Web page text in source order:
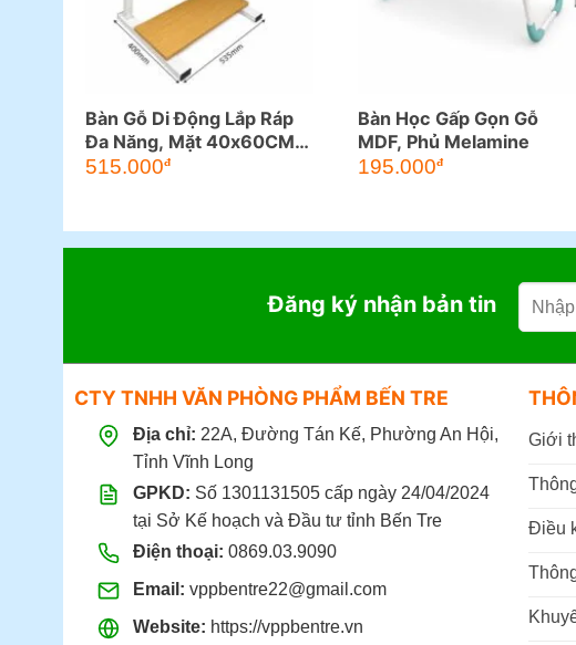
Bàn Gỗ Di Động Lắp Ráp
Đa Năng, Mặt 40x60CM,
Cao 50-84CM
515.000đ
Bàn Học Gấp Gọn Gỗ
MDF, Phủ Melamine
195.000đ
Đăng ký nhận bản tin
CTY TNHH VĂN PHÒNG PHẨM BẾN TRE
Địa chỉ: 22A, Đường Tán Kế, Phường An Hội,
Tỉnh Vĩnh Long
GPKD: Số 1301131505 cấp ngày 24/04/2024
tại Sở Kế hoạch và Đầu tư tỉnh Bến Tre
Điện thoại: 0869.03.9090
Email: vppbentre22@gmail.com
Website: https://vppbentre.vn
Giới
Điều